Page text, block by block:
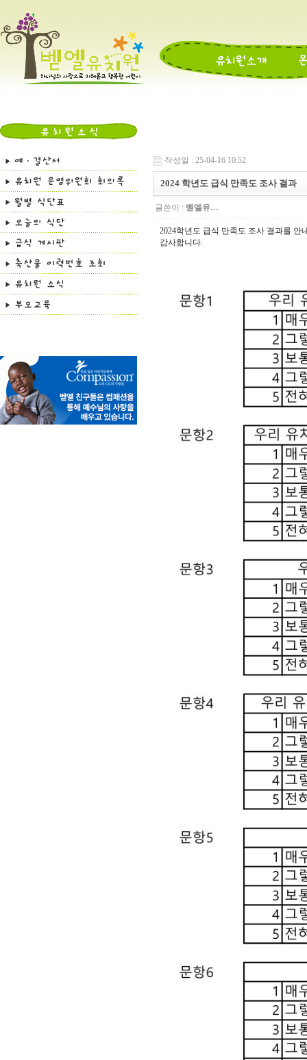
작성일 : 25-04-16 10:52
2024 학년도 급식 만족도 조사 결과
글쓴이 : 벧엘유…
2024학년도 급식 만족도 조사 결과를 안
감사합니다.